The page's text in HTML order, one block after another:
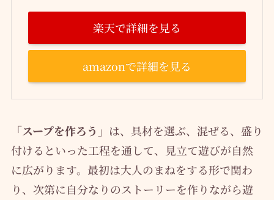
楽天で詳細を見る
amazonで詳細を見る
「スープを作ろう」 は、具材を選ぶ、混ぜる、盛り
付けるといった工程を通して、見立て遊びが自然
に広がります。最初は大人のまねをする形で関わ
り、次第に自分なりのストーリーを作りながら遊